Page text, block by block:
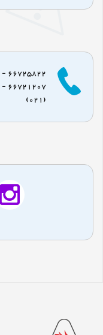
(021)